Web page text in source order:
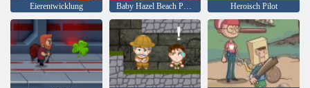
Eierentwicklung Baby Hazel Beach Party Heroisch Pilot